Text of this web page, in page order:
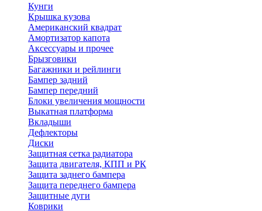
Кунги
Крышка кузова
Американский квадрат
Амортизатор капота
Аксессуары и прочее
Брызговики
Багажники и рейлинги
Бампер задний
Бампер передний
Блоки увеличения мощности
Выкатная платформа
Вкладыши
Дефлекторы
Диски
Защитная сетка радиатора
Защита двигателя, КПП и РК
Защита заднего бампера
Защита переднего бампера
Защитные дуги
Коврики